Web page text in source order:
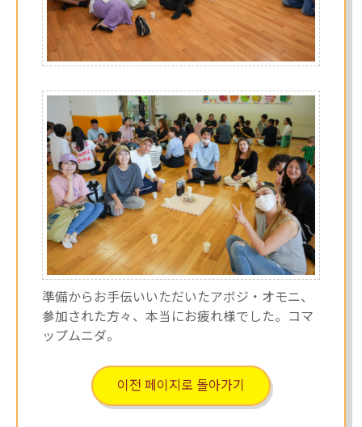
準備からお手伝いいただいたアボジ・オモニ、
参加された方々、本当にお疲れ様でした。コマ
ップムニダ。
이전 페이지로 돌아가기